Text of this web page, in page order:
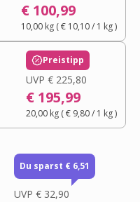
€ 100,99
10,00 kg(€ 10,10/ 1 kg)
Preistipp
UVP € 225,80
€ 195,99
20,00 kg(€ 9,80/ 1 kg)
Du sparst € 6,51
UVP € 32,90